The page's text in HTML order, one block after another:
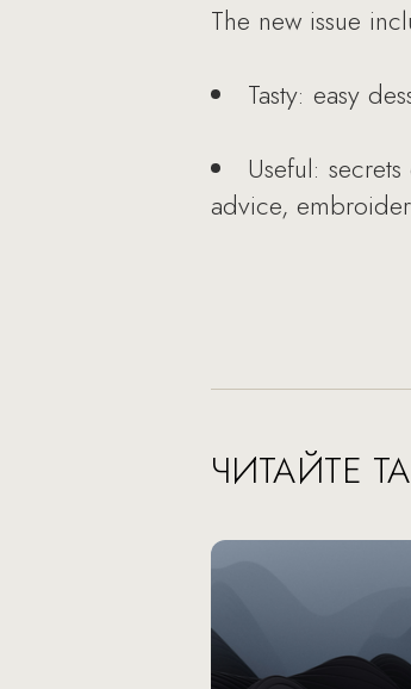
The new issue
Tasty: easy
Useful:
advice,
ЧИТАЙТЕ